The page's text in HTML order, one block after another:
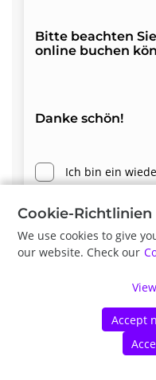
Bitte beachten
online buchen
Danke schön!
Ich bin ein
Cookie-Richtlinien
We use cookies to give
our website. Check our
Accept